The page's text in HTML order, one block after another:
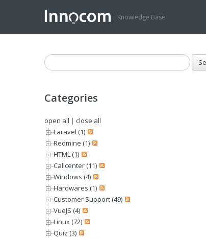
Knowledge Base
Categories
open all | close all
Laravel (1)
Redmine (1)
HTML (1)
Callcenter (11)
Windows (4)
Hardwares (1)
Customer Support (49)
VueJS (4)
Linux (72)
Quiz (3)